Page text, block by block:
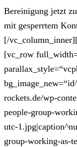
Bereinigung jetzt
mit gesperrtem
[/
[vc_row
rockets.de/wp-
people-group-
utc-
group-working-as-